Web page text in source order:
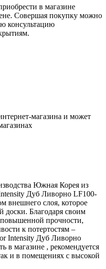
в магазине
Совершая покупку можно
консультацию
магазина и может
Южная Корея из
Дуб Ливорно LF100-
внешнего слоя, которое
доски. Благодаря своим
прочности,
к потертостям –
Intensity Дуб Ливорно
в магазине , рекомендуется
и в помещениях с высокой